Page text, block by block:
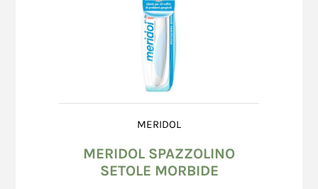
MERIDOL
MERIDOL SPAZZOLINO
SETOLE MORBIDE